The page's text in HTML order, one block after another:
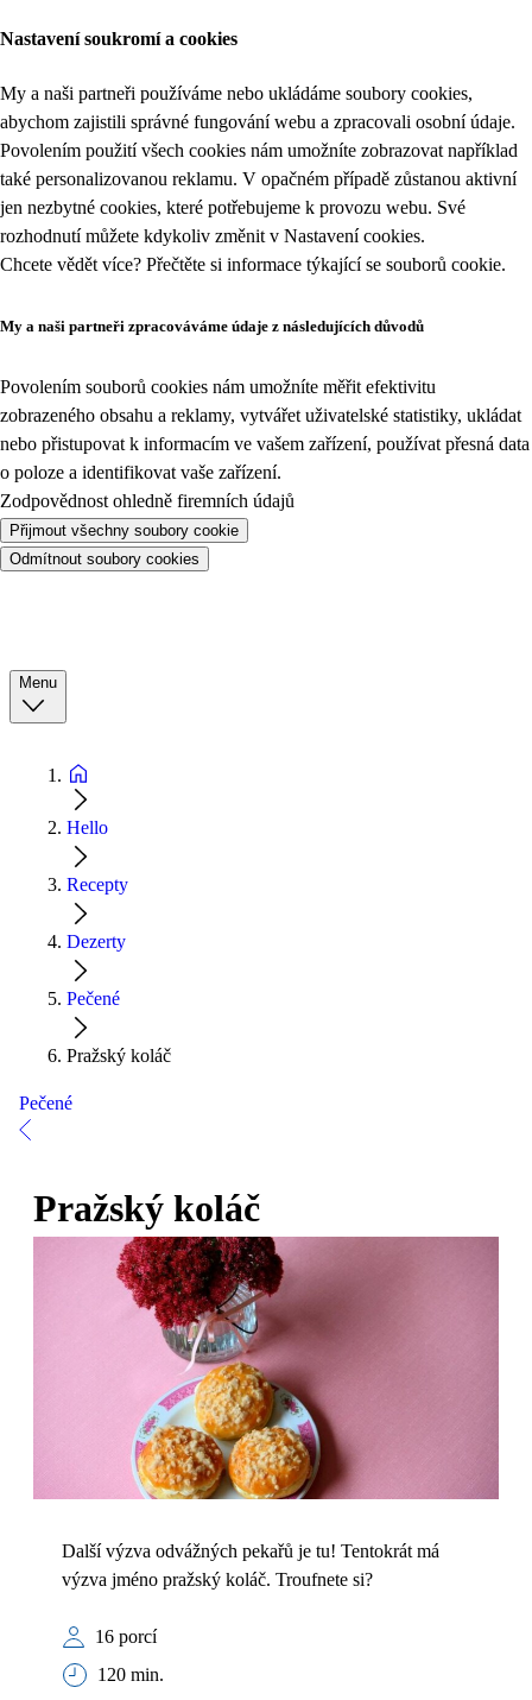
Nastavení soukromí a cookies
My a naši partneři používáme nebo ukládáme soubory cookies,
abychom zajistili správné fungování webu a zpracovali osobní údaje.
Povolením použití všech cookies nám umožníte zobrazovat například
také personalizovanou reklamu. V opačném případě zůstanou aktivní
jen nezbytné cookies, které potřebujeme k provozu webu. Své
rozhodnutí můžete kdykoliv změnit v Nastavení cookies.
Chcete vědět více? Přečtěte si informace týkající se souborů cookie.
My a naši partneři zpracováváme údaje z následujících důvodů
Povolením souborů cookies nám umožníte měřit efektivitu
zobrazeného obsahu a reklamy, vytvářet uživatelské statistiky, ukládat
nebo přistupovat k informacím ve vašem zařízení, používat přesná data
o poloze a identifikovat vaše zařízení.
Zodpovědnost ohledně firemních údajů
Přijmout všechny soubory cookie
Odmítnout soubory cookies
Menu
Hello
Recepty
Dezerty
Pečené
Pražský koláč
Pečené
Pražský koláč
Další výzva odvážných pekařů je tu! Tentokrát má
výzva jméno pražský koláč. Troufnete si?
16 porcí
120 min.